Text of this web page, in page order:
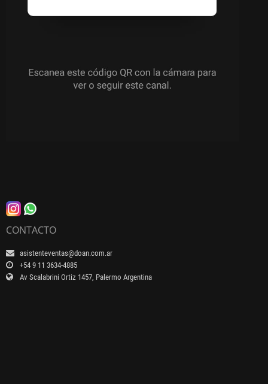
CONTACTO
asistenteventas@doan.com.ar
+54 9 11 3634-4885
Av Scalabrini Ortiz 1457, Palermo Argentina